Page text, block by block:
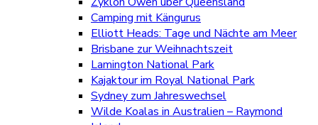
Camping mit Kängurus
Elliott Heads: Tage und Nächte am Meer
Brisbane zur Weihnachtszeit
Lamington National Park
Kajaktour im Royal National Park
Sydney zum Jahreswechsel
Wilde Koalas in Australien – Raymond